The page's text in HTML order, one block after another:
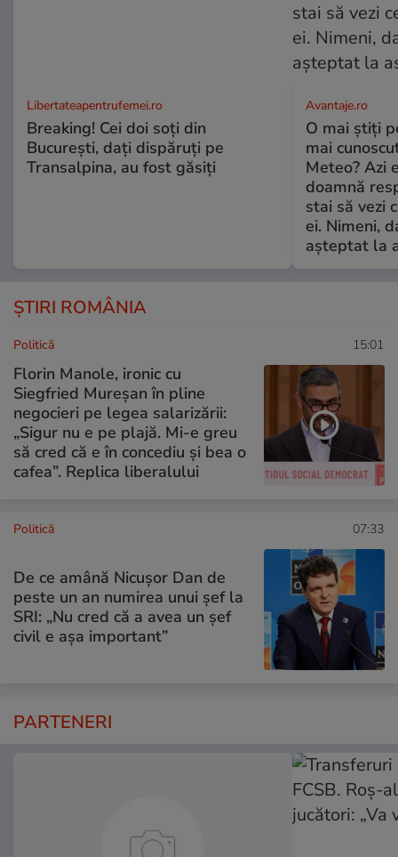
Libertateapentrufemei.ro
Breaking! Cei doi soți din
București, dați dispăruți pe
Transalpina, au fost găsiți
Avantaje.ro
O mai știți
mai
Meteo? Azi
doamnă
stai să vezi
ei. Nimeni,
așteptat la
ȘTIRI ROMÂNIA
Politică 15:01
Florin Manole, ironic cu
Siegfried Mureșan în pline
negocieri pe legea salarizării:
„Sigur nu e pe plajă. Mi-e greu
să cred că e în concediu și bea o
cafea”. Replica liberalului
Politică 07:33
De ce amână Nicușor Dan de
peste un an numirea unui șef la
SRI: „Nu cred că a avea un şef
civil e așa important”
PARTENERI